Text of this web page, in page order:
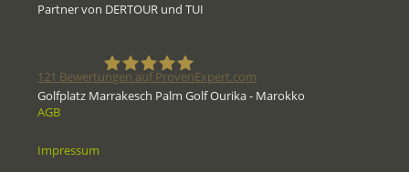
Partner von DERTOUR und TUI
121 Bewertungen auf ProvenExpert.com
Golfplatz Marrakesch Palm Golf Ourika - Marokko
AGB
Impressum